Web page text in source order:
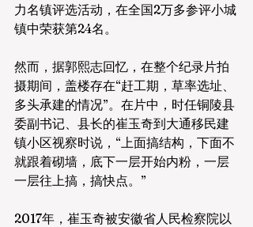
力名镇评选活动，在全国2万多参评小城
镇中荣获第24名。
然而，据郭熙志回忆，在整个纪录片拍
摄期间，盖楼存在“赶工期，草率选址、
多头承建的情况”。在片中，时任铜陵县
委副书记、县长的崔玉奇到大通移民建
镇小区视察时说，“上面搞结构，下面不
就跟着砌墙，底下一层开始内粉，一层
一层往上搞，搞快点。”
2017年，崔玉奇被安徽省人民检察院以